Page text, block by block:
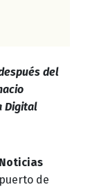
del
Digital
Noticias
de